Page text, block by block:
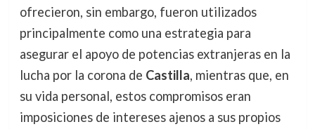
ofrecieron, sin embargo, fueron utilizados
principalmente como una estrategia para
asegurar el apoyo de potencias extranjeras en la
lucha por la corona de Castilla, mientras que, en
su vida personal, estos compromisos eran
imposiciones de intereses ajenos a sus propios